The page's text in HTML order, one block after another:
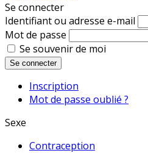
Se connecter
Identifiant ou adresse e-mail
Mot de passe
Se souvenir de moi
Se connecter
Inscription
Mot de passe oublié ?
Sexe
Contraception